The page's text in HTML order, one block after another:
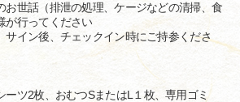
お世話（排泄の処理、ケージなどの清掃、食
が行ってください
サイン後、チェックイン時にご持参くださ
ーツ2枚、おむつSまたはL１枚、専用ゴミ